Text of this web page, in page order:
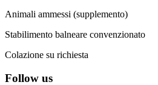
Animali ammessi (supplemento)
Stabilimento balneare convenzionato
Colazione su richiesta
Follow us